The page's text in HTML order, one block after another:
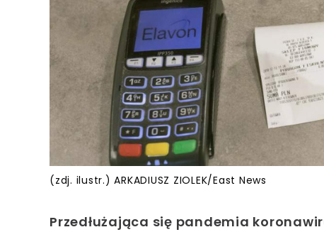
(zdj. ilustr.) ARKADIUSZ ZIOLEK/East News
Przedłużająca się pandemia